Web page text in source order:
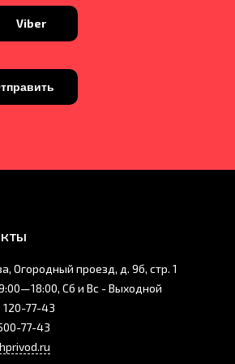
Viber
Огородный проезд, д. 9б, стр. 1
Сб и Вс - Выходной
120-77-43
77-43